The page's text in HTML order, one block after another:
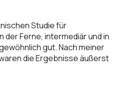
Studie für
der Ferne, intermediär und in
gut. Nach meiner
die Ergebnisse äußerst